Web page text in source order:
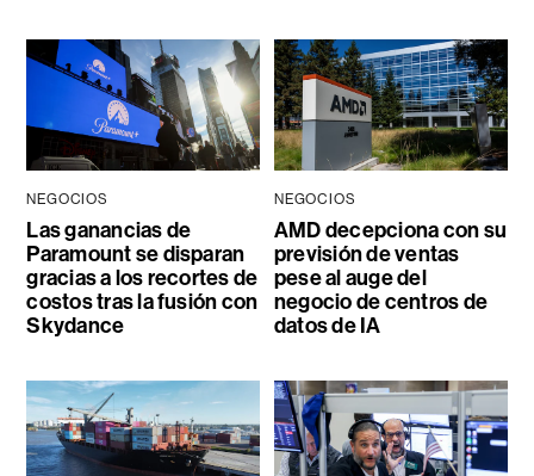
NEGOCIOS
Las ganancias de
Paramount se disparan
gracias a los recortes de
costos tras la fusión con
Skydance
NEGOCIOS
AMD decepciona con su
previsión de ventas
pese al auge del
negocio de centros de
datos de IA